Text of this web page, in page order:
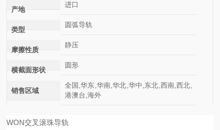
产地
进口
类型
圆弧导轨
摩擦性质
静压
横截面形状
圆形
销售区域
全国,华东,华南,华北,华中,东北,西南,西北,
港澳台,海外
WON交叉滚珠导轨